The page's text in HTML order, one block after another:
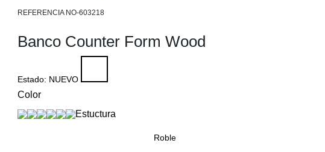
NO-603218
Banco Counter Form Wood
Estado: NUEVO
Color
Estuctura
Roble